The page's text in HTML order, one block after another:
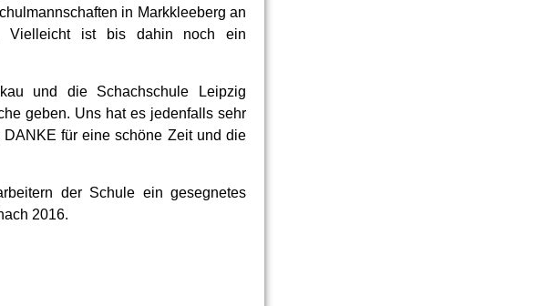
in Markkleeberg an
Vielleicht ist bis dahin noch ein
und die Schachschule Leipzig
geben. Uns hat es jedenfalls sehr
für eine schöne Zeit und die
der Schule ein gesegnetes
2016.